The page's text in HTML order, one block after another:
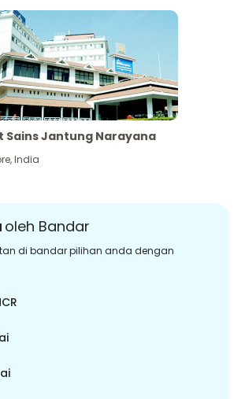
Sains Jantung Narayana
,India
oleh Bandar
di bandar pilihan anda dengan